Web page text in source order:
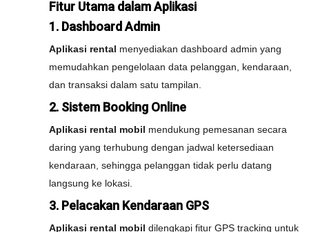
Fitur Utama dalam Aplikasi
1. Dashboard Admin
Aplikasi rental menyediakan dashboard admin yang
memudahkan pengelolaan data pelanggan, kendaraan,
dan transaksi dalam satu tampilan.
2. Sistem Booking Online
Aplikasi rental mobil mendukung pemesanan secara
daring yang terhubung dengan jadwal ketersediaan
kendaraan, sehingga pelanggan tidak perlu datang
langsung ke lokasi.
3. Pelacakan Kendaraan GPS
Aplikasi rental mobil dilengkapi fitur GPS tracking untuk